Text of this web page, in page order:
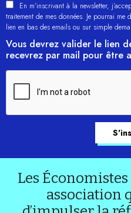
En m'inscrivant à la newsletter,
traitement de mes données. Je pourrai
lien en bas des emails ou sur simple
Vous devrez valider le lien
recevrez par mail pour être
Les
association